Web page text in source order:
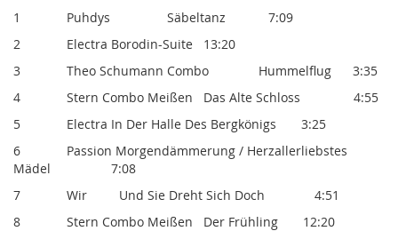
1 Puhdys Säbeltanz 7:09
2 Electra Borodin-Suite 13:20
3 Theo Schumann Combo Hummelflug 3:35
4 Stern Combo Meißen Das Alte Schloss 4:55
5 Electra In Der Halle Des Bergkönigs 3:25
6 Passion Morgendämmerung / Herzallerliebstes
Mädel 7:08
7 Wir Und Sie Dreht Sich Doch 4:51
8 Stern Combo Meißen Der Frühling 12:20